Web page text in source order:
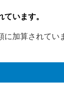
います。
加算されてい